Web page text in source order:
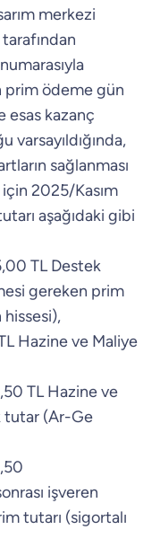
merkezi
prim ödeme gün
esas kazanç
varsayıldığında,
sağlanması
2025/Kasım
aşağıdaki gibi
TL Destek
gereken prim
hissesi),
Hazine ve Maliye
TL Hazine ve
tutar (Ar-Ge
işveren
tutarı (sigortalı